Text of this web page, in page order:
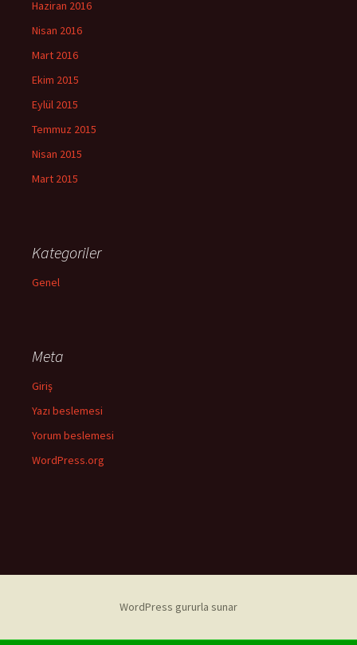
Haziran 2016
Nisan 2016
Mart 2016
Ekim 2015
Eylül 2015
Temmuz 2015
Nisan 2015
Mart 2015
Kategoriler
Genel
Meta
Giriş
Yazı beslemesi
Yorum beslemesi
WordPress.org
WordPress gururla sunar